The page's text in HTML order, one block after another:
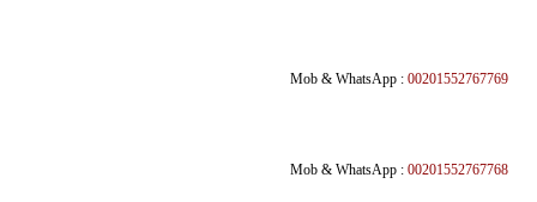
Mob & WhatsApp : 00201552767769
Mob & WhatsApp : 00201552767768